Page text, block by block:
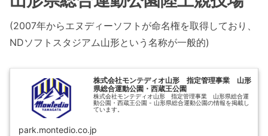
(2007年からエヌディーソフトが命名権を取得しており、
NDソフトスタジアム山形という名称が一般的)
株式会社モンテディオ山形 指定管理事業 山形
県総合運動公園・西蔵王公園
株式会社モンテディオ山形 指定管理事業 山形県総合運
動公園・西蔵王公園 - 山形県総合運動公園の情報を掲載し
ています。
park.montedio.co.jp